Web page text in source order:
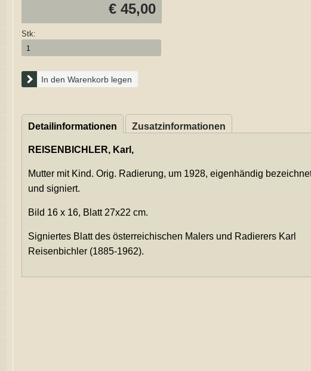
€ 45,00
Stk:
In den Warenkorb legen
Detailinformationen Zusatzinformationen
REISENBICHLER, Karl,
Mutter mit Kind. Orig. Radierung, um 1928, eigenhändig
und signiert.
Bild 16 x 16, Blatt 27x22 cm.
Signiertes Blatt des österreichischen Malers und Radierers Karl
Reisenbichler (1885-1962).